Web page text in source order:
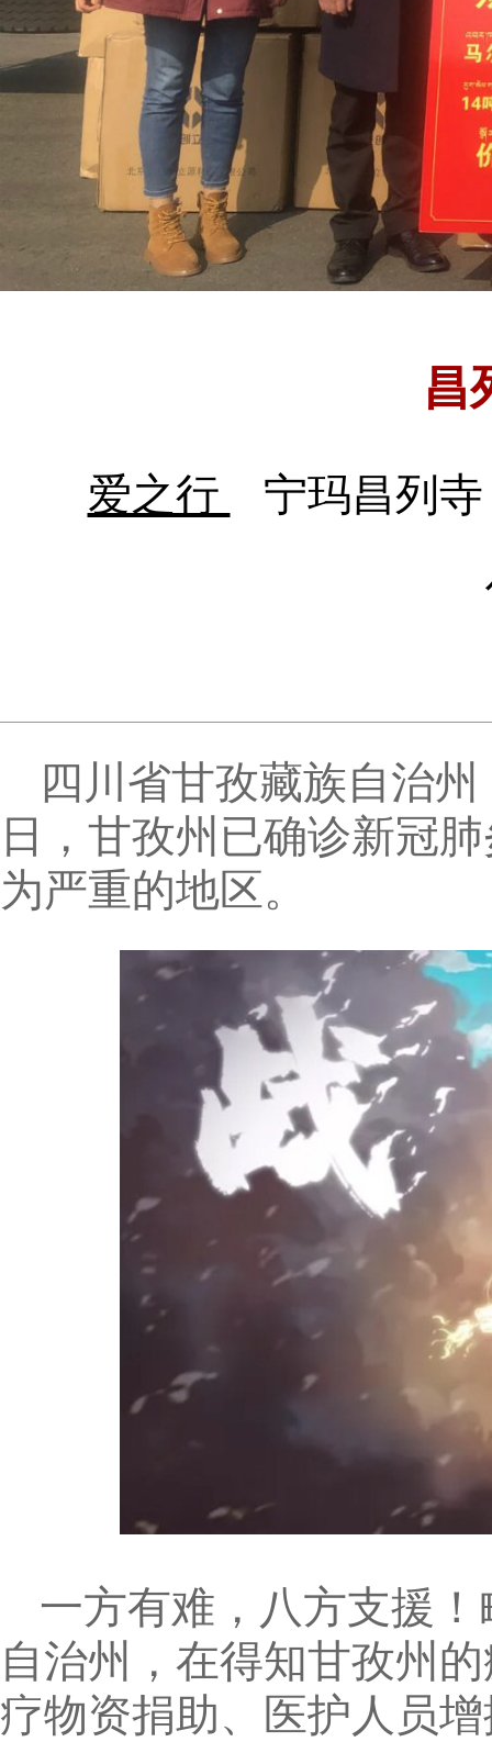
昌
爱之行
宁玛昌列寺
四川省甘孜藏族自治
日，甘孜州已确诊新冠
为严重的地区。
一方有难，八方支援
自治州，在得知甘孜州
疗物资捐助、医护人员